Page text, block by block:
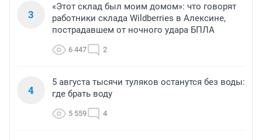
3
«Этот склад был моим домом»: что говорят
работники склада Wildberries в Алексине,
пострадавшем от ночного удара БПЛА
6 447 2
4
5 августа тысячи туляков останутся без воды:
где брать воду
5 559 4